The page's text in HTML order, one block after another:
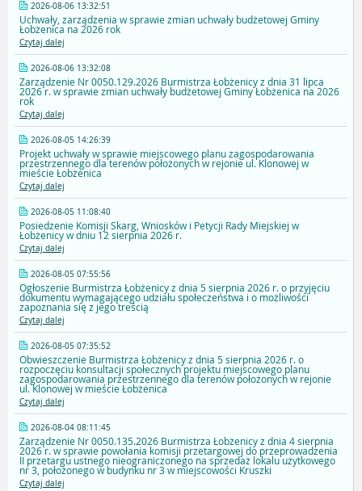
2026-08-06 13:32:51
Uchwały, zarządzenia w sprawie zmian uchwały budżetowej Gminy
Łobżenica na 2026 rok
Czytaj dalej
2026-08-06 13:32:08
Zarządzenie Nr 0050.129.2026 Burmistrza Łobżenicy z dnia 31 lipca
2026 r. w sprawie zmian uchwały budżetowej Gminy Łobżenica na 2026
rok
Czytaj dalej
2026-08-05 14:26:39
Projekt uchwały w sprawie miejscowego planu zagospodarowania
przestrzennego dla terenów położonych w rejonie ul. Klonowej w
mieście Łobżenica
Czytaj dalej
2026-08-05 11:08:40
Posiedzenie Komisji Skarg, Wniosków i Petycji Rady Miejskiej w
Łobżenicy w dniu 12 sierpnia 2026 r.
Czytaj dalej
2026-08-05 07:55:56
Ogłoszenie Burmistrza Łobżenicy z dnia 5 sierpnia 2026 r. o przyjęciu
dokumentu wymagającego udziału społeczeństwa i o możliwości
zapoznania się z jego treścią
Czytaj dalej
2026-08-05 07:35:52
Obwieszczenie Burmistrza Łobżenicy z dnia 5 sierpnia 2026 r. o
rozpoczęciu konsultacji społecznych projektu miejscowego planu
zagospodarowania przestrzennego dla terenów położonych w rejonie
ul. Klonowej w mieście Łobżenica
Czytaj dalej
2026-08-04 08:11:45
Zarządzenie Nr 0050.135.2026 Burmistrza Łobżenicy z dnia 4 sierpnia
2026 r. w sprawie powołania komisji przetargowej do przeprowadzenia
II przetargu ustnego nieograniczonego na sprzedaż lokalu użytkowego
nr 3, położonego w budynku nr 3 w miejscowości Kruszki
Czytaj dalej